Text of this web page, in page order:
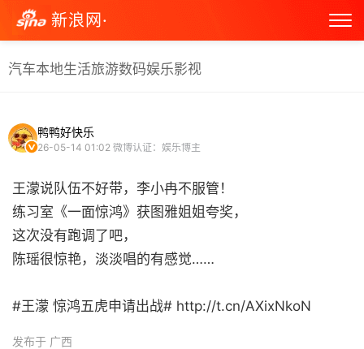
新浪网·
汽车本地生活旅游数码娱乐影视
鸭鸭好快乐
26-05-14 01:02 微博认证：娱乐博主
王濛说队伍不好带，李小冉不服管！
练习室《一面惊鸿》获图雅姐姐夸奖，
这次没有跑调了吧，
陈瑶很惊艳，淡淡唱的有感觉……
#王濛 惊鸿五虎申请出战# http://t.cn/AXixNkoN ​
发布于 广西